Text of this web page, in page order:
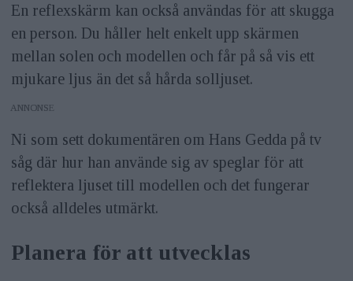
En reflexskärm kan också användas för att skugga
en person. Du håller helt enkelt upp skärmen
mellan solen och modellen och får på så vis ett
mjukare ljus än det så hårda solljuset.
ANNONS
Ni som sett dokumentären om Hans Gedda på tv
såg där hur han använde sig av speglar för att
reflektera ljuset till modellen och det fungerar
också alldeles utmärkt.
Planera för att utvecklas